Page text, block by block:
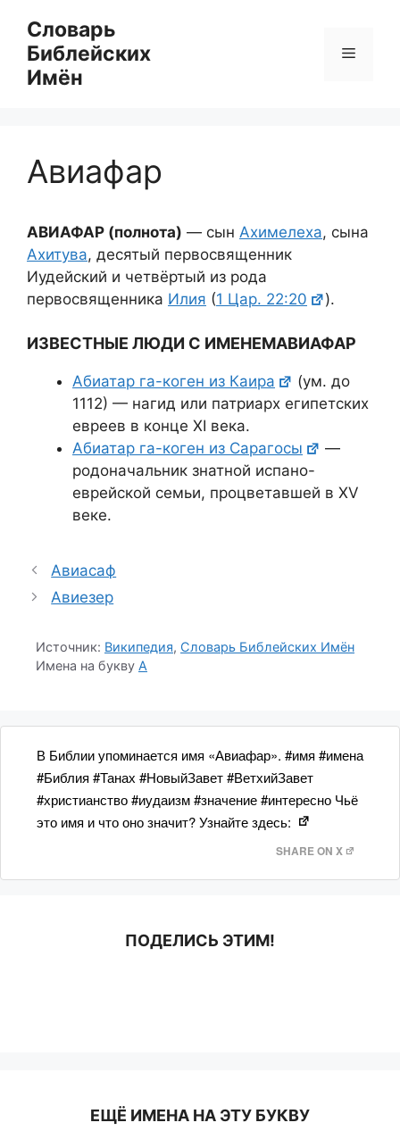
содержимому
Словарь
Библейских
Имён
Меню
Авиафар
АВИАФАР (полнота) — сын Ахимелеха, сына
Ахитува, десятый первосвященник
Иудейский и четвёртый из рода
первосвященника Илия (1 Цар. 22:20 ).
ИЗВЕСТНЫЕ ЛЮДИ С ИМЕНЕМАВИАФАР
Абиатар га-коген из Каира
(ум. до
1112) — нагид или патриарх египетских
евреев в конце XI века.
Абиатар га-коген из Сарагосы
—
родоначальник знатной испано-
еврейской семьи, процветавшей в XV
веке.
Авиасаф
Авиезер
Источник: Википедия, Словарь Библейских Имён
Имена на букву А
В Библии упоминается имя «Авиафар». #имя #имена
#Библия #Танах #НовыйЗавет #ВетхийЗавет
#христианство #иудаизм #значение #интересно Чьё
это имя и что оно значит? Узнайте здесь:
SHARE ON X
ПОДЕЛИСЬ ЭТИМ!
ЕЩЁ ИМЕНА НА ЭТУ БУКВУ